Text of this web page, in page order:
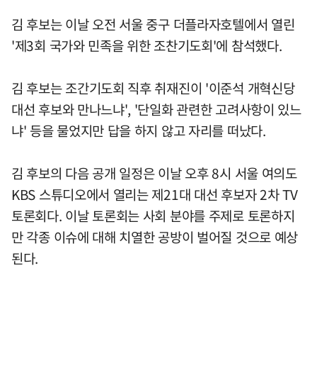
김 후보는 이날 오전 서울 중구 더플라자호텔에서 열린
'제3회 국가와 민족을 위한 조찬기도회'에 참석했다.
김 후보는 조간기도회 직후 취재진이 '이준석 개혁신당
대선 후보와 만나느냐', '단일화 관련한 고려사항이 있느
냐' 등을 물었지만 답을 하지 않고 자리를 떠났다.
김 후보의 다음 공개 일정은 이날 오후 8시 서울 여의도
KBS 스튜디오에서 열리는 제21대 대선 후보자 2차 TV
토론회다. 이날 토론회는 사회 분야를 주제로 토론하지
만 각종 이슈에 대해 치열한 공방이 벌어질 것으로 예상
된다.